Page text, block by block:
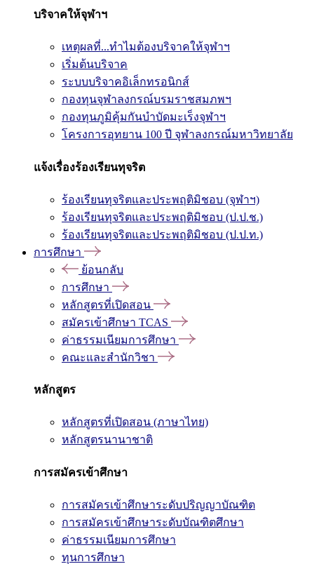
บริจาคให้จุฬาฯ
เหตุผลที่...ทำไมต้องบริจาคให้จุฬาฯ
เริ่มต้นบริจาค
ระบบบริจาคอิเล็กทรอนิกส์
กองทุนจุฬาลงกรณ์บรมราชสมภพฯ
กองทุนภูมิคุ้มกันบำบัดมะเร็งจุฬาฯ
โครงการอุทยาน 100 ปี จุฬาลงกรณ์มหาวิทยาลัย
แจ้งเรื่องร้องเรียนทุจริต
ร้องเรียนทุจริตและประพฤติมิชอบ (จุฬาฯ)
ร้องเรียนทุจริตและประพฤติมิชอบ (ป.ป.ช.)
ร้องเรียนทุจริตและประพฤติมิชอบ (ป.ป.ท.)
การศึกษา
ย้อนกลับ
การศึกษา
หลักสูตรที่เปิดสอน
สมัครเข้าศึกษา TCAS
ค่าธรรมเนียมการศึกษา
คณะและสำนักวิชา
หลักสูตร
หลักสูตรที่เปิดสอน (ภาษาไทย)
หลักสูตรนานาชาติ
การสมัครเข้าศึกษา
การสมัครเข้าศึกษาระดับปริญญาบัณฑิต
การสมัครเข้าศึกษาระดับบัณฑิตศึกษา
ค่าธรรมเนียมการศึกษา
ทุนการศึกษา